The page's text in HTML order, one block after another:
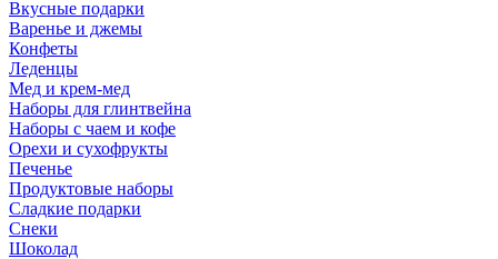
Вкусные подарки
Варенье и джемы
Конфеты
Леденцы
Мед и крем-мед
Наборы для глинтвейна
Наборы с чаем и кофе
Орехи и сухофрукты
Печенье
Продуктовые наборы
Сладкие подарки
Снеки
Шоколад